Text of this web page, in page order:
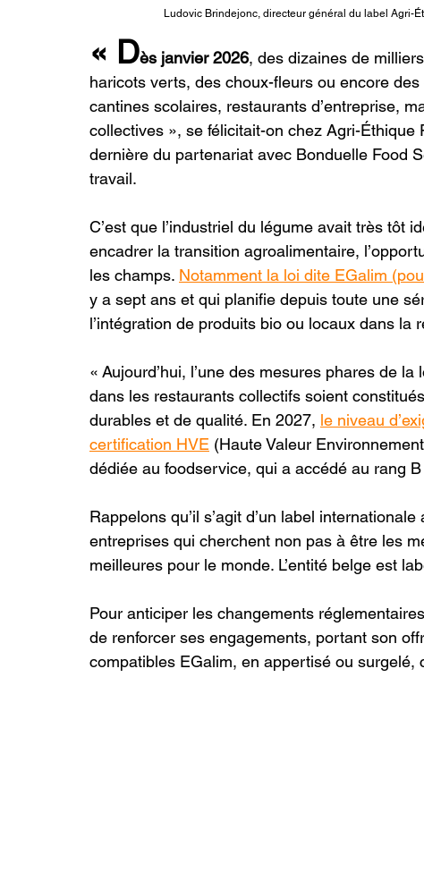
Ludovic Brindejonc, directeur général du label Agri-
« Dès janvier 2026, des dizaines de
haricots verts, des choux-fleurs ou encore
cantines scolaires, restaurants d’entreprise,
collectives », se félicitait-on chez Agri-
dernière du partenariat avec Bonduelle Food
travail.
C’est que l’industriel du légume avait très tôt
encadrer la transition agroalimentaire,
les champs. Notamment la loi dite EGalim
y a sept ans et qui planifie depuis toute une
l’intégration de produits bio ou locaux dans la
« Aujourd’hui, l’une des mesures phares de
dans les restaurants collectifs soient
durables et de qualité. En 2027, le niveau
certification HVE (Haute Valeur
dédiée au foodservice, qui a accédé au rang
Rappelons qu’il s’agit d’un label
entreprises qui cherchent non pas à être les
meilleures pour le monde. L’entité belge est
Pour anticiper les changements
de renforcer ses engagements, portant son
compatibles EGalim, en appertisé ou surgelé,